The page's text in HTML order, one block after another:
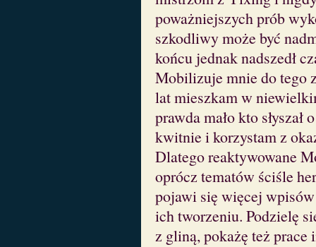
poważniejszych prób
szkodliwy może być
końcu jednak nadszedł
Mobilizuje mnie do tego
lat mieszkam w
prawda mało kto
kwitnie i korzystam z
Dlatego reaktywowane
oprócz tematów ściśle
pojawi się więcej
ich tworzeniu. Podzielę
z gliną, pokażę też